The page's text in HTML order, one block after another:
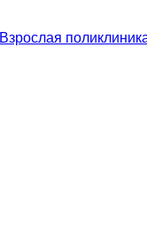
Взрослая